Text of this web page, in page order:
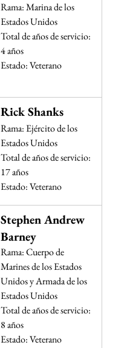
Rama: Marina de los
Estados Unidos
Total de años de servicio:
4 años
Estado: Veterano
Rick Shanks
Rama: Ejército de los
Estados Unidos
Total de años de servicio:
17 años
Estado: Veterano
Stephen Andrew
Barney
Rama: Cuerpo de
Marines de los Estados
Unidos y Armada de los
Estados Unidos
Total de años de servicio:
8 años
Estado: Veterano